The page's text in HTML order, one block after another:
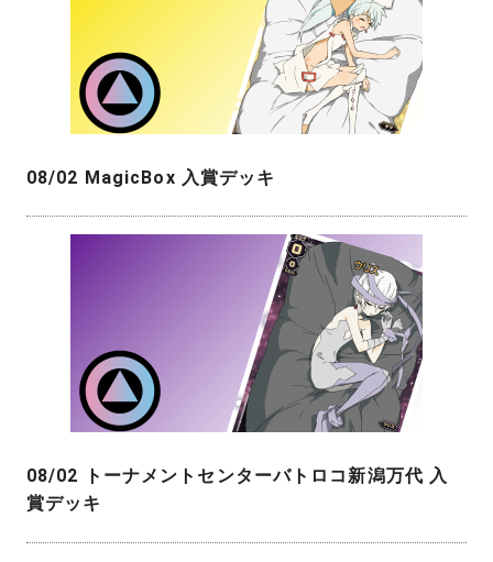
08/02 MagicBox 入賞デッキ
08/02 トーナメントセンターバトロコ新潟万代 入
賞デッキ